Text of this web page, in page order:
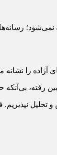
نمی‌شود؛
آزاده را نشانه
رفته،
تحلیل